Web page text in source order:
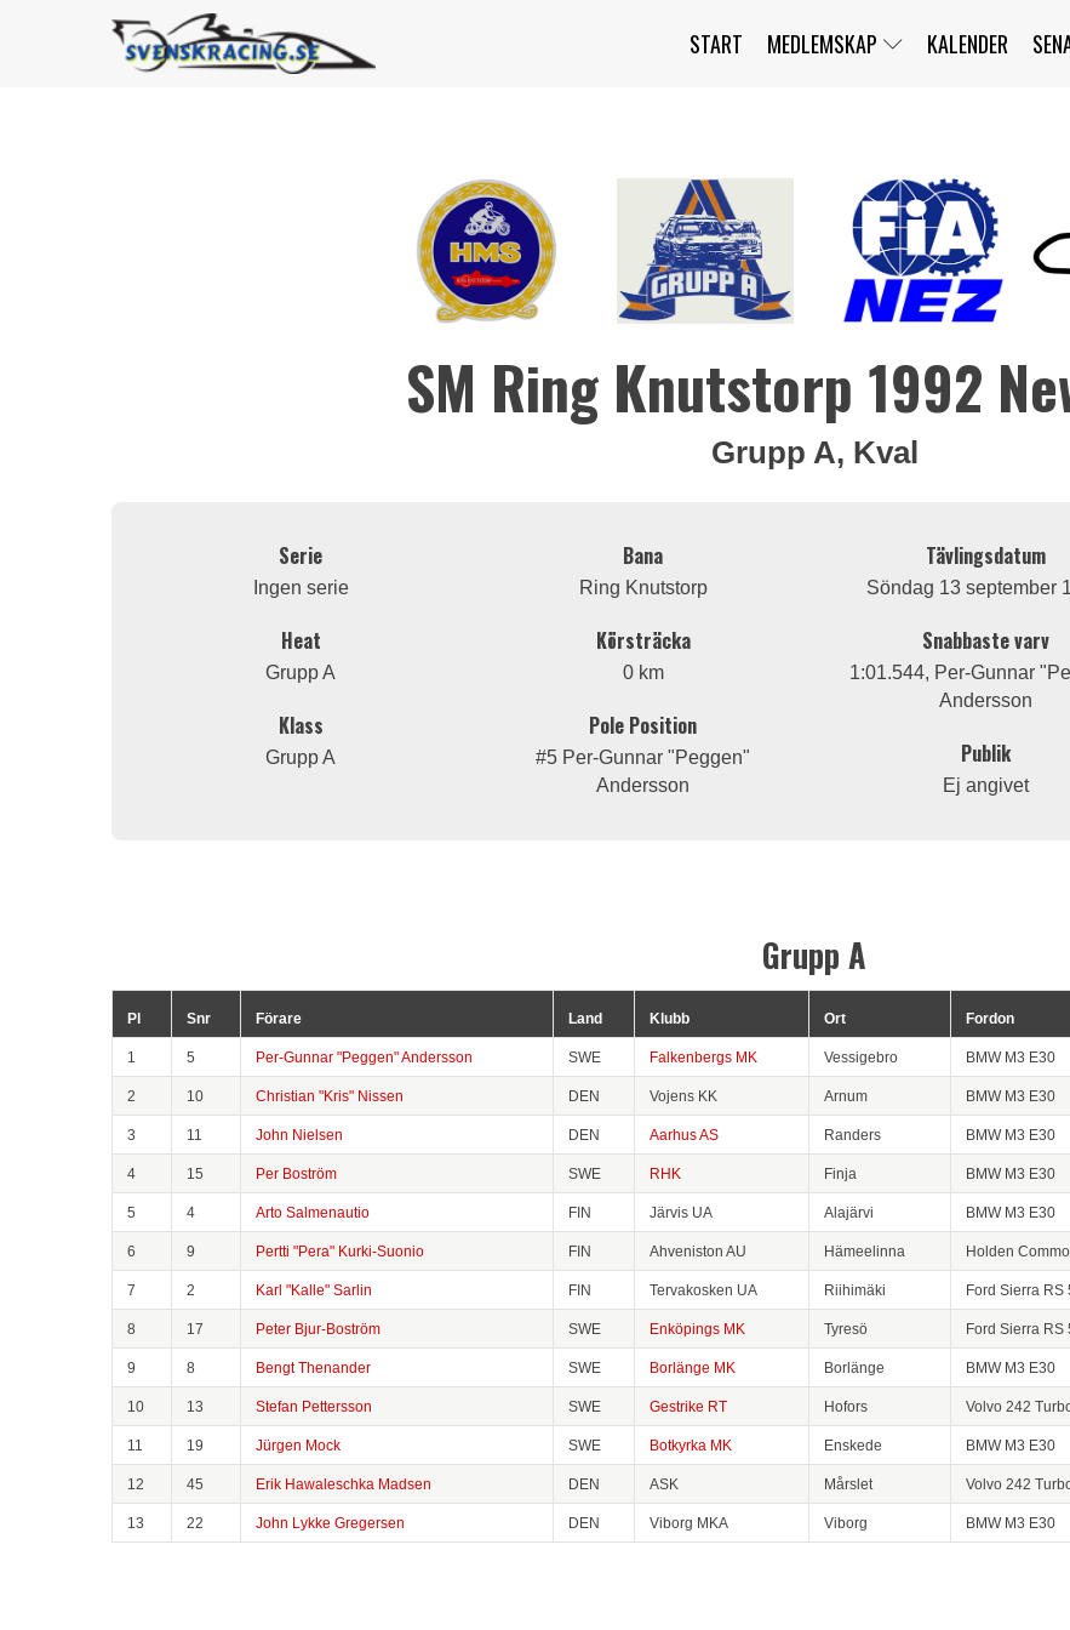
START MEDLEMSKAP KALENDER
SM Ring Knutstorp 1992
Grupp A, Kval
Serie
Ingen serie
Heat
Grupp A
Klass
Grupp A
Bana
Ring Knutstorp
Körsträcka
0 km
Pole Position
#5 Per-Gunnar "Peggen"
Andersson
Tävlingsdatum
Söndag 13 september
Snabbaste varv
1:01.544, Per-Gunnar
Andersson
Publik
Ej angivet
Grupp A
Pl Snr Förare Land Klubb Ort Fordon
1 5 Per-Gunnar "Peggen" Andersson SWE Falkenbergs MK Vessigebro BMW M3 E30
2 10 Christian "Kris" Nissen DEN Vojens KK Arnum BMW M3 E30
3 11 John Nielsen DEN Aarhus AS Randers BMW M3 E30
4 15 Per Boström SWE RHK Finja BMW M3 E30
5 4 Arto Salmenautio FIN Järvis UA Alajärvi BMW M3 E30
6 9 Pertti "Pera" Kurki-Suonio FIN Ahveniston AU Hämeelinna Holden
7 2 Karl "Kalle" Sarlin FIN Tervakosken UA Riihimäki Ford Sierra RS
8 17 Peter Bjur-Boström SWE Enköpings MK Tyresö Ford Sierra RS
9 8 Bengt Thenander SWE Borlänge MK Borlänge BMW M3 E30
10 13 Stefan Pettersson SWE Gestrike RT Hofors Volvo 242
11 19 Jürgen Mock SWE Botkyrka MK Enskede BMW M3 E30
12 45 Erik Hawaleschka Madsen DEN ASK Mårslet Volvo 242
13 22 John Lykke Gregersen DEN Viborg MKA Viborg BMW M3 E30